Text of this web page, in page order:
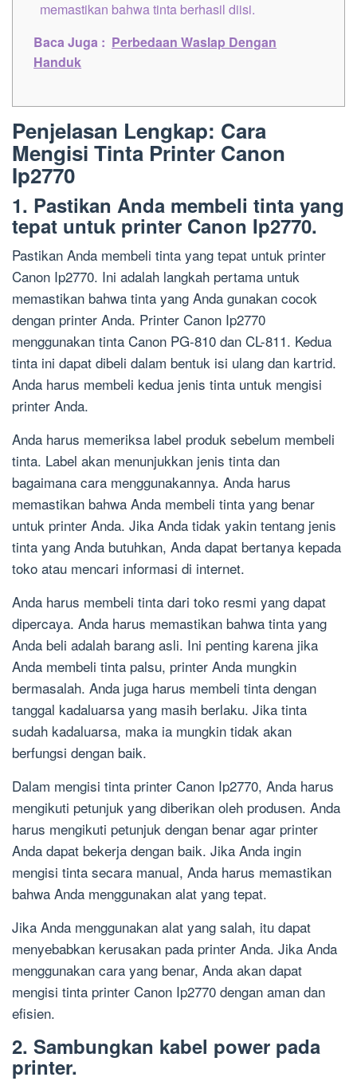
memastikan bahwa tinta berhasil diisi.
Baca Juga : Perbedaan Waslap Dengan
Handuk
Penjelasan Lengkap: Cara
Mengisi Tinta Printer Canon
Ip2770
1. Pastikan Anda membeli tinta yang
tepat untuk printer Canon Ip2770.
Pastikan Anda membeli tinta yang tepat untuk printer
Canon Ip2770. Ini adalah langkah pertama untuk
memastikan bahwa tinta yang Anda gunakan cocok
dengan printer Anda. Printer Canon Ip2770
menggunakan tinta Canon PG-810 dan CL-811. Kedua
tinta ini dapat dibeli dalam bentuk isi ulang dan kartrid.
Anda harus membeli kedua jenis tinta untuk mengisi
printer Anda.
Anda harus memeriksa label produk sebelum membeli
tinta. Label akan menunjukkan jenis tinta dan
bagaimana cara menggunakannya. Anda harus
memastikan bahwa Anda membeli tinta yang benar
untuk printer Anda. Jika Anda tidak yakin tentang jenis
tinta yang Anda butuhkan, Anda dapat bertanya kepada
toko atau mencari informasi di internet.
Anda harus membeli tinta dari toko resmi yang dapat
dipercaya. Anda harus memastikan bahwa tinta yang
Anda beli adalah barang asli. Ini penting karena jika
Anda membeli tinta palsu, printer Anda mungkin
bermasalah. Anda juga harus membeli tinta dengan
tanggal kadaluarsa yang masih berlaku. Jika tinta
sudah kadaluarsa, maka ia mungkin tidak akan
berfungsi dengan baik.
Dalam mengisi tinta printer Canon Ip2770, Anda harus
mengikuti petunjuk yang diberikan oleh produsen. Anda
harus mengikuti petunjuk dengan benar agar printer
Anda dapat bekerja dengan baik. Jika Anda ingin
mengisi tinta secara manual, Anda harus memastikan
bahwa Anda menggunakan alat yang tepat.
Jika Anda menggunakan alat yang salah, itu dapat
menyebabkan kerusakan pada printer Anda. Jika Anda
menggunakan cara yang benar, Anda akan dapat
mengisi tinta printer Canon Ip2770 dengan aman dan
efisien.
2. Sambungkan kabel power pada
printer.